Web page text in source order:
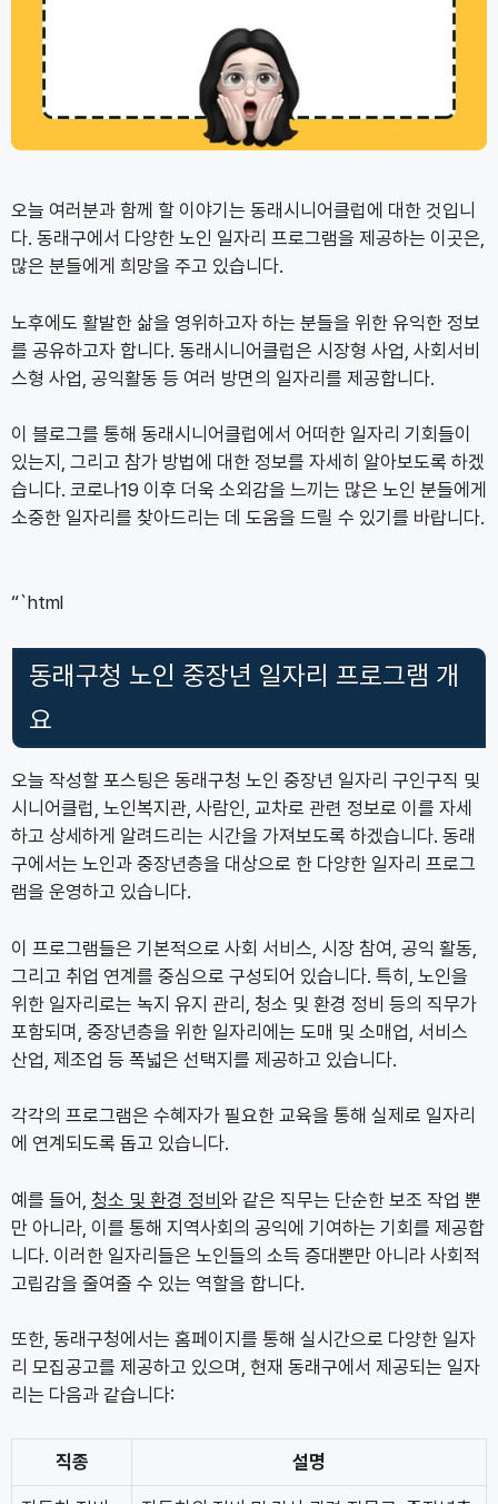
오늘 여러분과 함께 할 이야기는 동래시니어클럽에 대한 것입니
다. 동래구에서 다양한 노인 일자리 프로그램을 제공하는 이곳은,
많은 분들에게 희망을 주고 있습니다.
노후에도 활발한 삶을 영위하고자 하는 분들을 위한 유익한 정보
를 공유하고자 합니다. 동래시니어클럽은 시장형 사업, 사회서비
스형 사업, 공익활동 등 여러 방면의 일자리를 제공합니다.
이 블로그를 통해 동래시니어클럽에서 어떠한 일자리 기회들이
있는지, 그리고 참가 방법에 대한 정보를 자세히 알아보도록 하겠
습니다. 코로나19 이후 더욱 소외감을 느끼는 많은 노인 분들에게
소중한 일자리를 찾아드리는 데 도움을 드릴 수 있기를 바랍니다.
“`html
동래구청 노인 중장년 일자리 프로그램 개
요
오늘 작성할 포스팅은 동래구청 노인 중장년 일자리 구인구직 및
시니어클럽, 노인복지관, 사람인, 교차로 관련 정보로 이를 자세
하고 상세하게 알려드리는 시간을 가져보도록 하겠습니다. 동래
구에서는 노인과 중장년층을 대상으로 한 다양한 일자리 프로그
램을 운영하고 있습니다.
이 프로그램들은 기본적으로 사회 서비스, 시장 참여, 공익 활동,
그리고 취업 연계를 중심으로 구성되어 있습니다. 특히, 노인을
위한 일자리로는 녹지 유지 관리, 청소 및 환경 정비 등의 직무가
포함되며, 중장년층을 위한 일자리에는 도매 및 소매업, 서비스
산업, 제조업 등 폭넓은 선택지를 제공하고 있습니다.
각각의 프로그램은 수혜자가 필요한 교육을 통해 실제로 일자리
에 연계되도록 돕고 있습니다.
예를 들어, 청소 및 환경 정비와 같은 직무는 단순한 보조 작업 뿐
만 아니라, 이를 통해 지역사회의 공익에 기여하는 기회를 제공합
니다. 이러한 일자리들은 노인들의 소득 증대뿐만 아니라 사회적
고립감을 줄여줄 수 있는 역할을 합니다.
또한, 동래구청에서는 홈페이지를 통해 실시간으로 다양한 일자
리 모집공고를 제공하고 있으며, 현재 동래구에서 제공되는 일자
리는 다음과 같습니다:
직종 설명